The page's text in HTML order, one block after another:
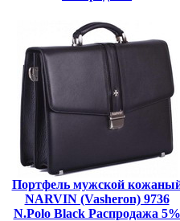
Портфель мужской
NARVIN (Vasheron) 9736
N.Polo Black Распродажа 5%